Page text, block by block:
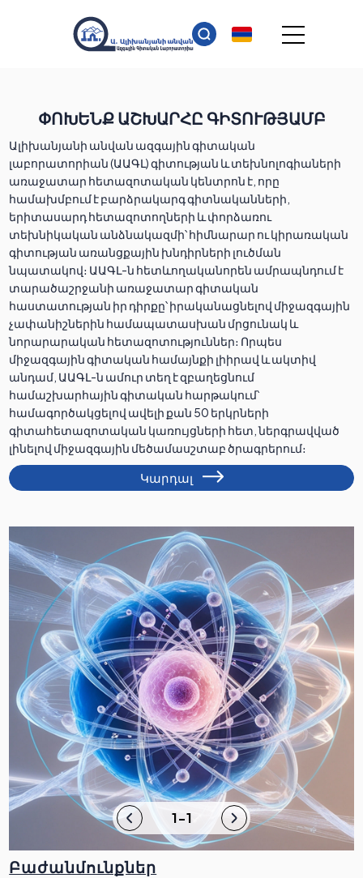
ՓՈԽԵՆՔ ԱՇԽԱՐՀԸ ԳԻՏՈՒԹՅԱՄԲ
Ալիխանյանի անվան ազգային գիտական
լաբորատորիան (ԱԱԳԼ) գիտության և տեխնոլոգիաների
առաջատար հետազոտական կենտրոն է, որը
համախմբում է բարձրակարգ գիտնականների,
երիտասարդ հետազոտողների և փորձառու
տեխնիկական անձնակազմի՝ հիմնարար ու կիրառական
գիտության առանցքային խնդիրների լուծման
նպատակով։ ԱԱԳԼ-ն հետևողականորեն ամրապնդում է
տարածաշրջանի առաջատար գիտական
հաստատության իր դիրքը՝ իրականացնելով միջազգային
չափանիշներին համապատասխան մրցունակ և
նորարարական հետազոտություններ։ Որպես
միջազգային գիտական համայնքի լիիրավ և ակտիվ
անդամ, ԱԱԳԼ-ն ամուր տեղ է զբաղեցնում
համաշխարհային գիտական հարթակում՝
համագործակցելով ավելի քան 50 երկրների
գիտահետազոտական կառույցների հետ, ներգրավված
լինելով միջազգային մեծամասշտաբ ծրագրերում։
Կարդալ
1-1
Բաժանմունքներ